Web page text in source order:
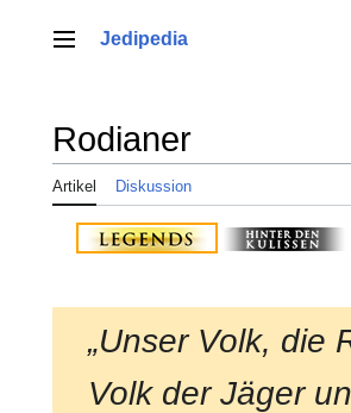
springenHauptmenü
Jedipedia
Rodianer
Artikel Diskussion
„Unser Volk, die
Volk der Jäger